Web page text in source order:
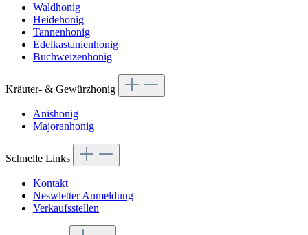
Waldhonig
Heidehonig
Tannenhonig
Edelkastanienhonig
Buchweizenhonig
Kräuter- & Gewürzhonig
Anishonig
Majoranhonig
Schnelle Links
Kontakt
Neswletter Anmeldung
Verkaufsstellen